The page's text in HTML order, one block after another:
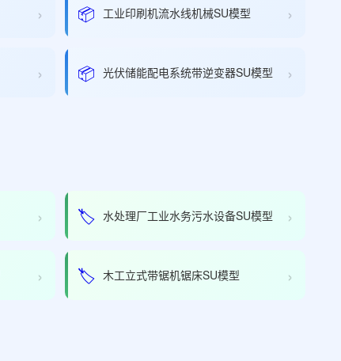
› 📦 工业印刷机流水线机械SU模型 ›
› 📦 光伏储能配电系统带逆变器SU模型 ›
› 🏷️ 水处理厂工业水务污水设备SU模型 ›
› 🏷️ 木工立式带锯机锯床SU模型 ›